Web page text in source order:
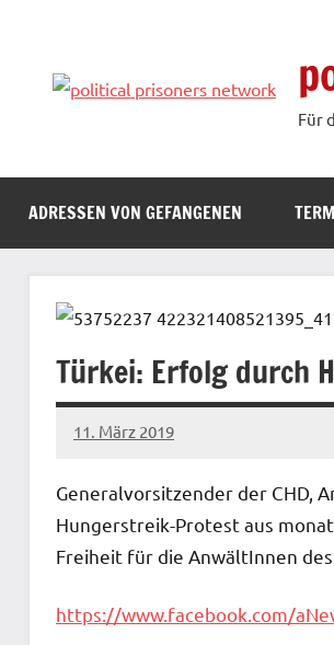
springen
Für
ADRESSEN VON GEFANGENEN
Türkei: Erfolg durch
11. März 2019
admin
Generalvorsitzender der CHD,
Hungerstreik-Protest aus
Freiheit für die AnwältInnen
https://www.facebook.com/